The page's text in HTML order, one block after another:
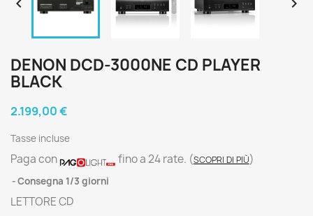
 
DENON DCD-3000NE CD PLAYER
BLACK
2.199,00 €
Tasse incluse
Paga con fino a 24 rate. (SCOPRI DI PIÙ)
Consegna 1/3 giorni
LETTORE CD